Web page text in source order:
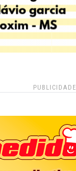
PUBLICIDADE